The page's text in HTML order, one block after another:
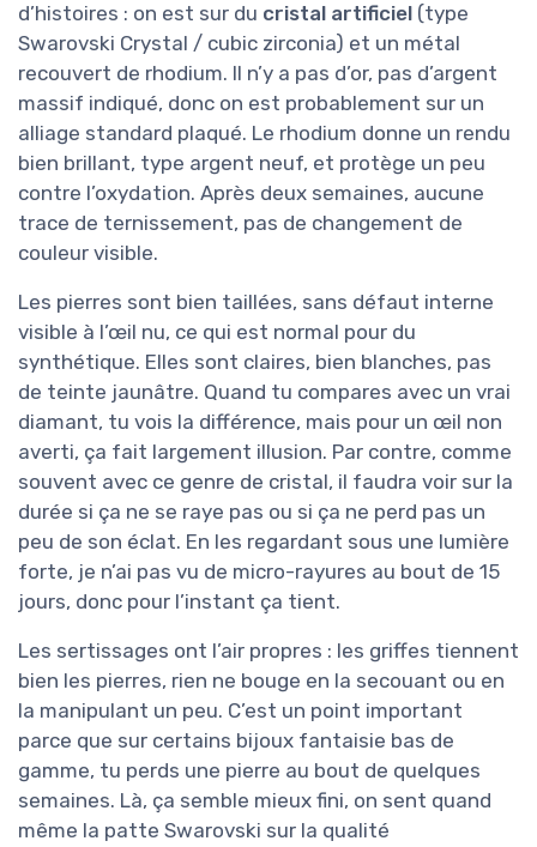
d’histoires : on est sur du cristal artificiel (type
Swarovski Crystal / cubic zirconia) et un métal
recouvert de rhodium. Il n’y a pas d’or, pas d’argent
massif indiqué, donc on est probablement sur un
alliage standard plaqué. Le rhodium donne un rendu
bien brillant, type argent neuf, et protège un peu
contre l’oxydation. Après deux semaines, aucune
trace de ternissement, pas de changement de
couleur visible.
Les pierres sont bien taillées, sans défaut interne
visible à l’œil nu, ce qui est normal pour du
synthétique. Elles sont claires, bien blanches, pas
de teinte jaunâtre. Quand tu compares avec un vrai
diamant, tu vois la différence, mais pour un œil non
averti, ça fait largement illusion. Par contre, comme
souvent avec ce genre de cristal, il faudra voir sur la
durée si ça ne se raye pas ou si ça ne perd pas un
peu de son éclat. En les regardant sous une lumière
forte, je n’ai pas vu de micro-rayures au bout de 15
jours, donc pour l’instant ça tient.
Les sertissages ont l’air propres : les griffes tiennent
bien les pierres, rien ne bouge en la secouant ou en
la manipulant un peu. C’est un point important
parce que sur certains bijoux fantaisie bas de
gamme, tu perds une pierre au bout de quelques
semaines. Là, ça semble mieux fini, on sent quand
même la patte Swarovski sur la qualité